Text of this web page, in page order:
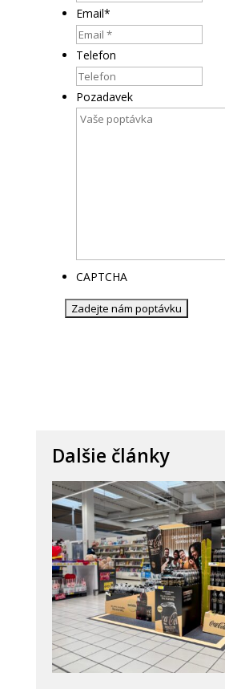
Email*
Telefon
Pozadavek
CAPTCHA
Dalšie články